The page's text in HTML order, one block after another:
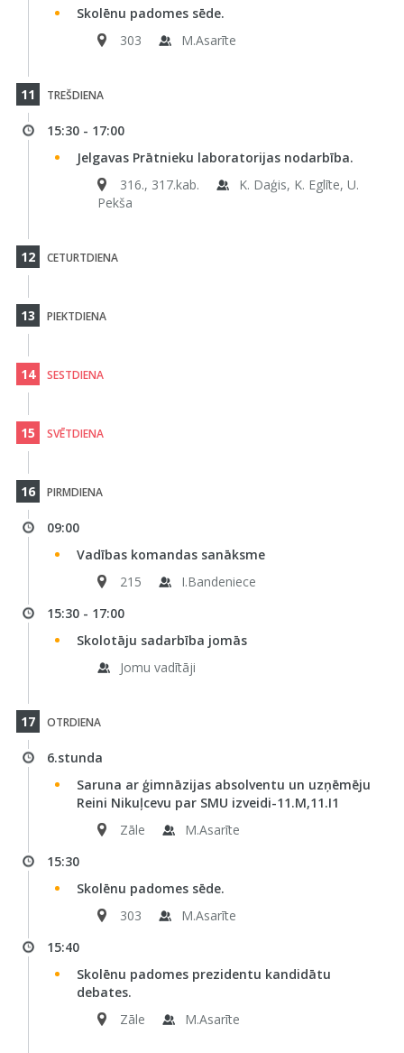
Skolēnu padomes sēde.
303
M.Asarīte
11 TREŠDIENA
15:30 - 17:00
Jelgavas Prātnieku laboratorijas nodarbība.
316., 317.kab.
K. Daģis, K. Eglīte, U.
Pekša
12 CETURTDIENA
13 PIEKTDIENA
14 SESTDIENA
15 SVĒTDIENA
16 PIRMDIENA
09:00
Vadības komandas sanāksme
215
I.Bandeniece
15:30 - 17:00
Skolotāju sadarbība jomās
Jomu vadītāji
17 OTRDIENA
6.stunda
Saruna ar ģimnāzijas absolventu un uzņēmēju
Reini Nikuļcevu par SMU izveidi-11.M,11.I1
Zāle
M.Asarīte
15:30
Skolēnu padomes sēde.
303
M.Asarīte
15:40
Skolēnu padomes prezidentu kandidātu
debates.
Zāle
M.Asarīte